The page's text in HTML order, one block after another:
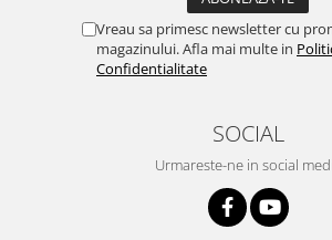
Vreau sa primesc newsletter cu
magazinului. Afla mai multe in
Confidentialitate
SOCIAL
Urmareste-ne in social